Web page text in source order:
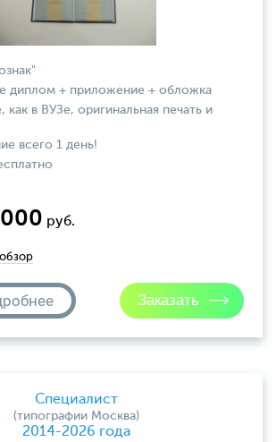
диплом + приложение + обложка
как в ВУЗе, оригинальная печать и
всего 1 день!
руб.
Специалист
(типографии Москва)
2014-2026 года